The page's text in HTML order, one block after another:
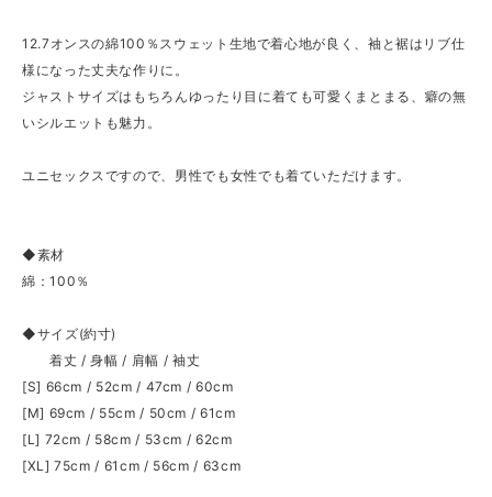
12.7オンスの綿100％スウェット生地で着心地が良く、袖と裾はリブ仕
様になった丈夫な作りに。
ジャストサイズはもちろんゆったり目に着ても可愛くまとまる、癖の無
いシルエットも魅力。
ユニセックスですので、男性でも女性でも着ていただけます。
◆素材
綿：100％
◆サイズ(約寸)
着丈 / 身幅 / 肩幅 / 袖丈
[S] 66cm / 52cm / 47cm / 60cm
[M] 69cm / 55cm / 50cm / 61cm
[L] 72cm / 58cm / 53cm / 62cm
[XL] 75cm / 61cm / 56cm / 63cm